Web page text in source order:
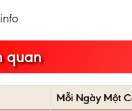
quan
Mỗi Ngày Một